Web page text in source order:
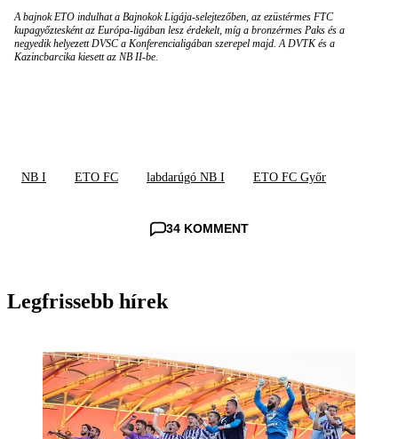
A bajnok ETO indulhat a Bajnokok Ligája-selejtezőben, az ezüstérmes FTC
kupagyőztesként az Európa-ligában lesz érdekelt, míg a bronzérmes Paks és a
negyedik helyezett DVSC a Konferencialigában szerepel majd. A DVTK és a
Kazincbarcika kiesett az NB II-be.
NB I ETO FC labdarúgó NB I ETO FC Győr
34 KOMMENT
Legfrissebb hírek